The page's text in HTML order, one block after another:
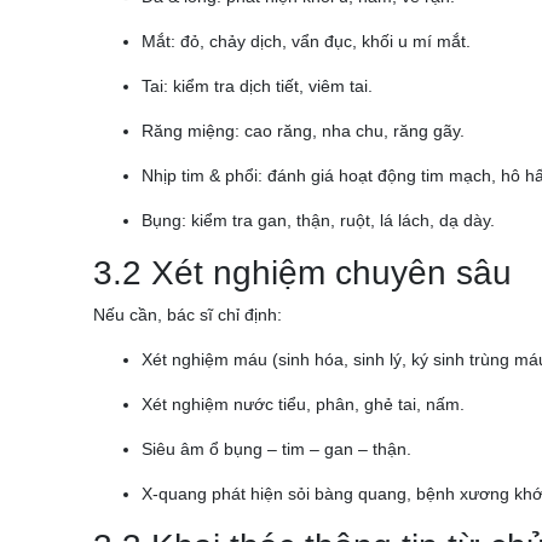
Mắt: đỏ, chảy dịch, vẩn đục, khối u mí mắt.
Tai: kiểm tra dịch tiết, viêm tai.
Răng miệng: cao răng, nha chu, răng gãy.
Nhịp tim & phổi: đánh giá hoạt động tim mạch, hô
Bụng: kiểm tra gan, thận, ruột, lá lách, dạ dày.
3.2 Xét nghiệm chuyên sâu
Nếu cần, bác sĩ chỉ định:
Xét nghiệm máu (sinh hóa, sinh lý, ký sinh trùng
Xét nghiệm nước tiểu, phân, ghẻ tai, nấm.
Siêu âm ổ bụng – tim – gan – thận.
X-quang phát hiện sỏi bàng quang, bệnh xương